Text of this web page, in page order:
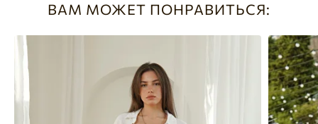
ВАМ МОЖЕТ ПОНРАВИТЬСЯ: